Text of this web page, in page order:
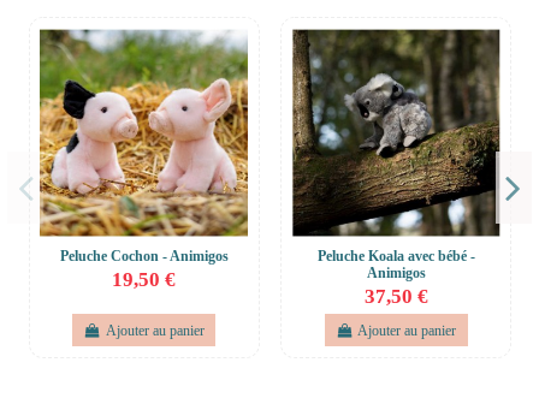
Peluche Cochon - Animigos
19,50 €
Ajouter au panier
Peluche Koala avec bébé -
Animigos
37,50 €
Ajouter au panier